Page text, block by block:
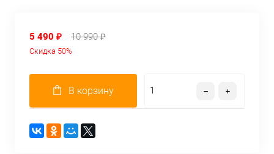
5 490 ₽ 10 990 ₽
Скидка 50%
В корзину